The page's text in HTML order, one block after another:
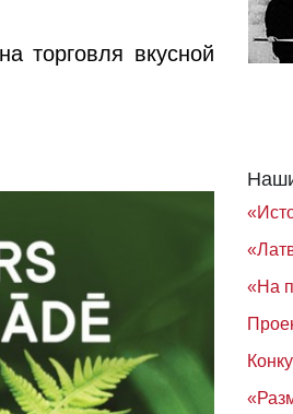
торговля вкусной
«На